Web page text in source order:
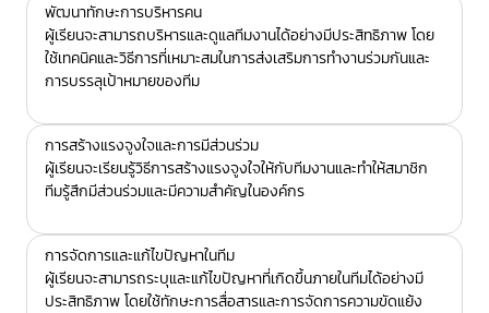
พัฒนาทักษะการบริหารคน
ผู้เรียนจะสามารถบริหารและดูแลทีมงานได้อย่างมีประสิทธิภาพ โดย
ใช้เทคนิคและวิธีการที่เหมาะสมในการส่งเสริมการทำงานร่วมกันและ
การบรรลุเป้าหมายของทีม
การสร้างแรงจูงใจและการมีส่วนร่วม
ผู้เรียนจะเรียนรู้วิธีการสร้างแรงจูงใจให้กับทีมงานและทำให้สมาชิก
ทีมรู้สึกมีส่วนร่วมและมีความสำคัญในองค์กร
การจัดการและแก้ไขปัญหาในทีม
ผู้เรียนจะสามารถระบุและแก้ไขปัญหาที่เกิดขึ้นภายในทีมได้อย่างมี
ประสิทธิภาพ โดยใช้ทักษะการสื่อสารและการจัดการความขัดแย้ง